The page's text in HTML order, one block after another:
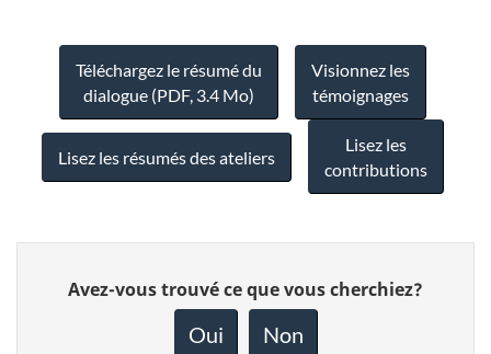
Téléchargez le résumé du
dialogue (PDF, 3.4 Mo)
Visionnez les
témoignages
Lisez les résumés des ateliers
Lisez les
contributions
Donnez
votre
Avez-vous trouvé ce que vous cherchiez?
Oui Non